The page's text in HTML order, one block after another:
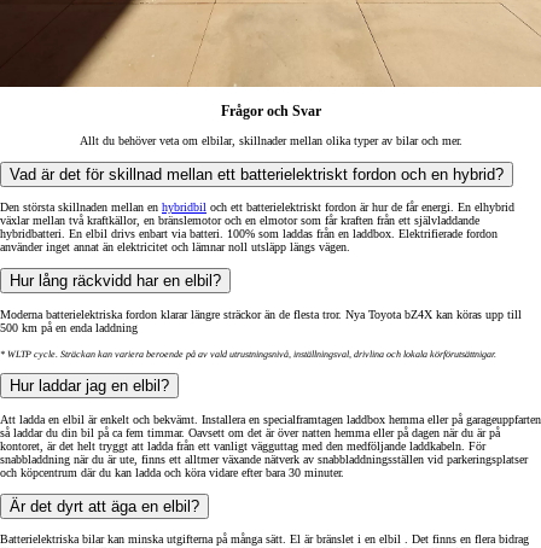
Frågor och Svar
Allt du behöver veta om elbilar, skillnader mellan olika typer av bilar och mer.
Vad är det för skillnad mellan ett batterielektriskt fordon och en hybrid?
Den största skillnaden mellan en hybridbil och ett batterielektriskt fordon är hur de får energi. En elhybrid
växlar mellan två kraftkällor, en bränslemotor och en elmotor som får kraften från ett självladdande
hybridbatteri. En elbil drivs enbart via batteri. 100% som laddas från en laddbox. Elektrifierade fordon
använder inget annat än elektricitet och lämnar noll utsläpp längs vägen.
Hur lång räckvidd har en elbil?
Moderna batterielektriska fordon klarar längre sträckor än de flesta tror. Nya Toyota bZ4X kan köras upp till
500 km på en enda laddning
* WLTP cycle. Sträckan kan variera beroende på av vald utrustningsnivå, inställningsval, drivlina och lokala körförutsättnigar.
Hur laddar jag en elbil?
Att ladda en elbil är enkelt och bekvämt. Installera en specialframtagen laddbox hemma eller på garageuppfarten
så laddar du din bil på ca fem timmar. Oavsett om det är över natten hemma eller på dagen när du är på
kontoret, är det helt tryggt att ladda från ett vanligt vägguttag med den medföljande laddkabeln. För
snabbladdning när du är ute, finns ett alltmer växande nätverk av snabbladdningsställen vid parkeringsplatser
och köpcentrum där du kan ladda och köra vidare efter bara 30 minuter.
Är det dyrt att äga en elbil?
Batterielektriska bilar kan minska utgifterna på många sätt. El är bränslet i en elbil . Det finns en flera bidrag